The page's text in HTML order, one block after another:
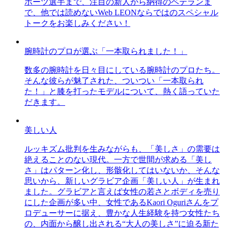
で、他では読めないWeb LEONならではのスペシャル
トークをお楽しみください！
腕時計のプロが選ぶ「一本取られました！」
数多の腕時計を日々目にしている腕時計のプロたち。
そんな彼らが魅了された、ついつい「一本取られ
た！」と膝を打ったモデルについて、熱く語っていた
だきます。
美しい人
ルッキズム批判を生みながらも、「美しさ」の需要は
絶えることのない現代。一方で世間が求める「美し
さ」はパターン化し、形骸化してはいないか、そんな
思いから、新しいグラビア企画「美しい人」が生まれ
ました。グラビアと言えば女性の若さとボディを売り
にした企画が多い中、女性であるKaori Oguriさんをプ
ロデューサーに据え、豊かな人生経験を持つ女性たち
の、内面から醸し出される“大人の美しさ”に迫る新た